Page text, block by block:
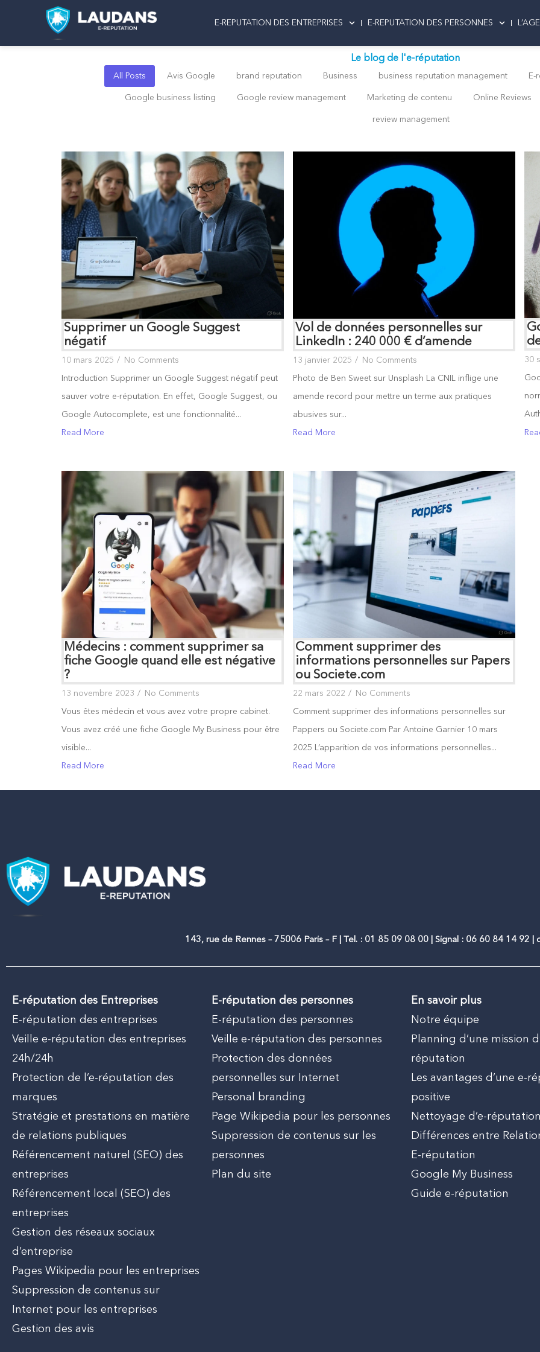
contenu
E-REPUTATION DES ENTREPRISES E-REPUTATION DES PERSONNES
Le blog de l'e-réputation
All Posts Avis Google brand reputation Business business reputation management E-
Google business listing Google review management Marketing de contenu Online Reviews
review management
Supprimer un Google Suggest
négatif
10 mars 2025 / No Comments
Introduction Supprimer un Google Suggest négatif peut
sauver votre e-réputation. En effet, Google Suggest, ou
Google Autocomplete, est une fonctionnalité...
Read More
Vol de données personnelles sur
LinkedIn : 240 000 € d’amende
13 janvier 2025 / No Comments
Photo de Ben Sweet sur Unsplash La CNIL inflige une
amende record pour mettre un terme aux pratiques
abusives sur...
Read More
30
Médecins : comment supprimer sa
fiche Google quand elle est négative
?
13 novembre 2023 / No Comments
Vous êtes médecin et vous avez votre propre cabinet.
Vous avez créé une fiche Google My Business pour être
visible...
Read More
Comment supprimer des
informations personnelles sur Papers
ou Societe.com
22 mars 2022 / No Comments
Comment supprimer des informations personnelles sur
Pappers ou Societe.com Par Antoine Garnier 10 mars
2025 L’apparition de vos informations personnelles...
Read More
143, rue de Rennes – 75006 Paris – F | Tel. : 01 85 09 08 00 | Signal : 06 60 84 14 92 |
E-réputation des Entreprises
E-réputation des entreprises
Veille e-réputation des entreprises
24h/24h
Protection de l’e-réputation des
marques
Stratégie et prestations en matière
de relations publiques
Référencement naturel (SEO) des
entreprises
Référencement local (SEO) des
entreprises
Gestion des réseaux sociaux
d’entreprise
Pages Wikipedia pour les entreprises
Suppression de contenus sur
Internet pour les entreprises
Gestion des avis
E-réputation des personnes
E-réputation des personnes
Veille e-réputation des personnes
Protection des données
personnelles sur Internet
Personal branding
Page Wikipedia pour les personnes
Suppression de contenus sur les
personnes
Plan du site
En savoir plus
Notre équipe
Planning d’une mission
réputation
Les avantages d’une e-
positive
Nettoyage d’e-réputation
Différences entre
E-réputation
Google My Business
Guide e-réputation